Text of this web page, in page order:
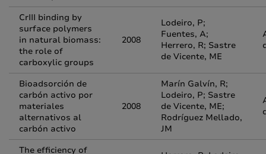
CrIII binding by
surface polymers
in natural biomass:
the role of
carboxylic groups
2008
Lodeiro, P;
Fuentes, A;
Herrero, R; Sastre
de Vicente, ME
Bioadsorción de
carbón activo por
materiales
alternativos al
carbón activo
2008
Marín Galvín, R;
Lodeiro, P; Sastre
de Vicente, ME;
Rodríguez Mellado,
JM
The efficiency of